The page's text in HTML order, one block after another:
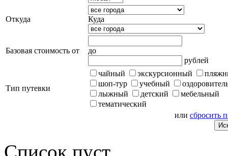
Откуда Куда
Базовая стоимость от
до
рублей
Тип путевки
чайный экскурсионный
шоп-тур
учебный
лыжный
детский
мебельный
тематический
или сбросить
Список пуст